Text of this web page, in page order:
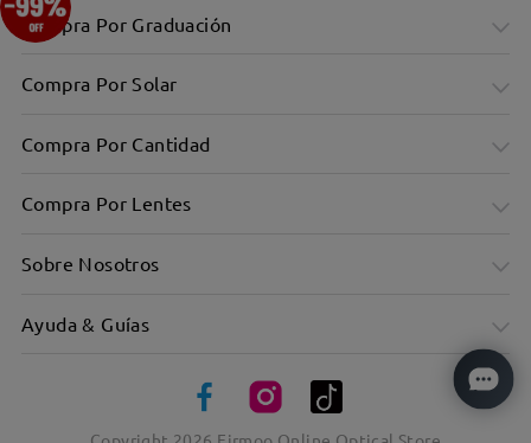
Compra Por Graduación
Compra Por Solar
Compra Por Cantidad
Compra Por Lentes
Sobre Nosotros
Ayuda & Guías